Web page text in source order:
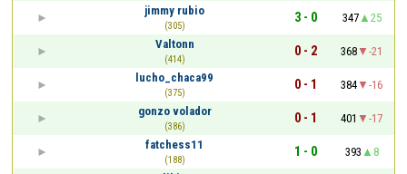
jimmy rubio
(305)
3 - 0 347
25
Valtonn
(414)
0 - 2 368
-21
lucho_chaca99
(375)
0 - 1 384
-16
gonzo volador
(386)
0 - 1 401
-17
fatchess11
(188)
1 - 0 393
8